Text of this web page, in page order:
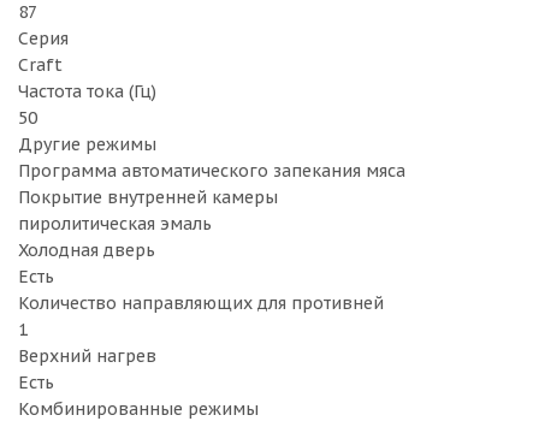
87
Серия
Craft
Частота тока (Гц)
50
Другие режимы
Программа автоматического запекания мяса
Покрытие внутренней камеры
пиролитическая эмаль
Холодная дверь
Есть
Количество направляющих для противней
1
Верхний нагрев
Есть
Комбинированные режимы